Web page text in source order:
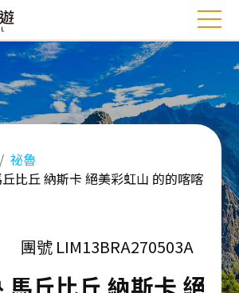
祕魯
比丘 納斯卡 絕美彩虹山 的的喀喀
團號 LIM13BRA270503A
馬丘比丘 納斯卡 絕